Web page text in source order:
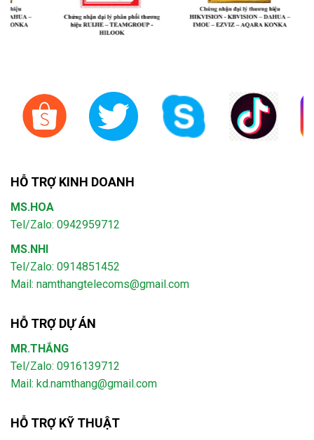
HỖ TRỢ KINH DOANH
MS.HOA
Tel/Zalo: 0942959712
MS.NHI
Tel/Zalo: 0914851452
Mail: namthangtelecoms@gmail.com
HỖ TRỢ DỰ ÁN
MR.THẮNG
Tel/Zalo: 0916139712
Mail: kd.namthang@gmail.com
HỖ TRỢ KỸ THUẬT